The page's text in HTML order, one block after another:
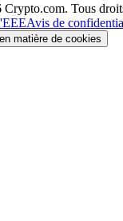
Tous
Avis de
matière de cookies